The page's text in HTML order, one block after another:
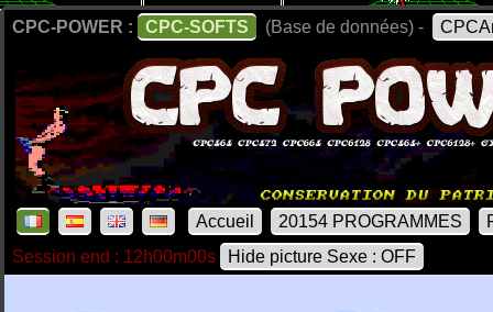
CPC-POWER : CPC-SOFTS (Base de données) -
Accueil 20154 PROGRAMMES
Session end : 12h00m00s
Hide picture Sexe : OFF